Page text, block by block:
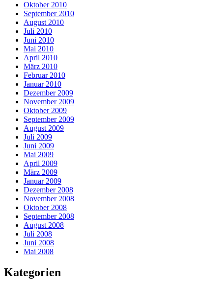
Oktober 2010
September 2010
August 2010
Juli 2010
Juni 2010
Mai 2010
April 2010
März 2010
Februar 2010
Januar 2010
Dezember 2009
November 2009
Oktober 2009
September 2009
August 2009
Juli 2009
Juni 2009
Mai 2009
April 2009
März 2009
Januar 2009
Dezember 2008
November 2008
Oktober 2008
September 2008
August 2008
Juli 2008
Juni 2008
Mai 2008
Kategorien